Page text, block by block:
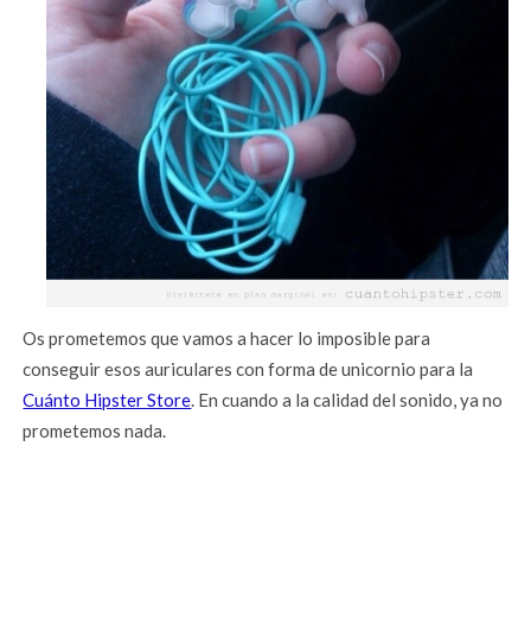
Os prometemos que vamos a hacer lo imposible para
conseguir esos auriculares con forma de unicornio para la
Cuánto Hipster Store. En cuando a la calidad del sonido, ya no
prometemos nada.